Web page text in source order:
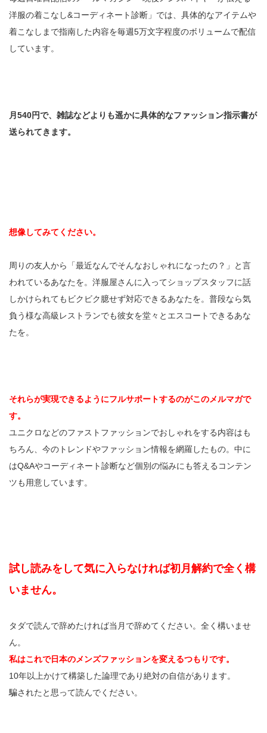
洋服の着こなし&コーディネート診断」では、具体的なアイテムや
着こなしまで指南した内容を毎週5万文字程度のボリュームで配信
しています。
月540円で、雑誌などよりも遥かに具体的なファッション指示書が
送られてきます。
想像してみてください。
周りの友人から「最近なんでそんなおしゃれになったの？」と言
われているあなたを。洋服屋さんに入ってショップスタッフに話
しかけられてもビクビク臆せず対応できるあなたを。普段なら気
負う様な高級レストランでも彼女を堂々とエスコートできるあな
たを。
それらが実現できるようにフルサポートするのがこのメルマガで
す。
ユニクロなどのファストファッションでおしゃれをする内容はも
ちろん、今のトレンドやファッション情報を網羅したもの。中に
はQ&Aやコーディネート診断など個別の悩みにも答えるコンテン
ツも用意しています。
試し読みをして気に入らなければ初月解約で全く構
いません。
タダで読んで辞めたければ当月で辞めてください。全く構いませ
ん。
私はこれで日本のメンズファッションを変えるつもりです。
10年以上かけて構築した論理であり絶対の自信があります。
騙されたと思って読んでください。